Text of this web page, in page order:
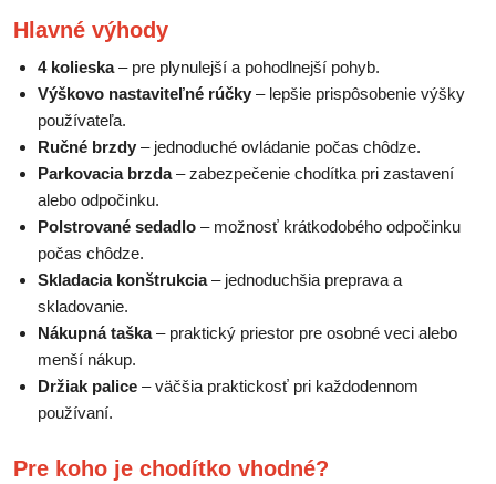
Hlavné výhody
4 kolieska– pre plynulejší a pohodlnejší pohyb.
Výškovo nastaviteľné rúčky – lepšie prispôsobenie výšky
používateľa.
Ručné brzdy – jednoduché ovládanie počas chôdze.
Parkovacia brzda– zabezpečenie chodítka pri zastavení
alebo odpočinku.
Polstrované sedadlo – možnosť krátkodobého odpočinku
počas chôdze.
Skladacia konštrukcia– jednoduchšia preprava a
skladovanie.
Nákupná taška– praktický priestor pre osobné veci alebo
menší nákup.
Držiak palice – väčšia praktickosť pri každodennom
používaní.
Pre koho je chodítko vhodné?